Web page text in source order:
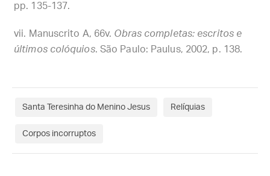
pp. 135-137.
Manuscrito A, 66v. Obras completas: escritos e
últimos colóquios. São Paulo: Paulus, 2002, p. 138.
Santa Teresinha do Menino Jesus Relíquias
Corpos incorruptos